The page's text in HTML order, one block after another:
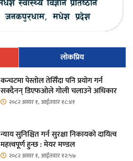
लोकप्रिय
कन्चटमा पेस्तोल तेर्सिँदा पनि प्रयोग गर्न
सक्दैनन् डिएफओले गोली चलाउने अधिकार
२०८२ असार १, आईतवार १८:४१
न्याय सुनिश्चित गर्न सुरक्षा निकायको दायित्व
महत्त्वपूर्ण हुन्छ : मेयर मण्डल
२०८२ असार १, आईतवार १२:५७